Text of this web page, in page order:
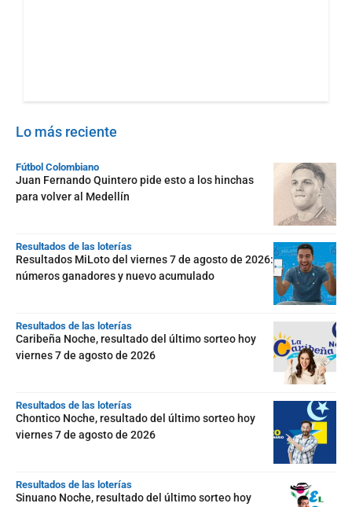
Lo más reciente
Fútbol Colombiano
Juan Fernando Quintero pide esto a los hinchas
para volver al Medellín
Resultados de las loterías
Resultados MiLoto del viernes 7 de agosto de 2026:
números ganadores y nuevo acumulado
Resultados de las loterías
Caribeña Noche, resultado del último sorteo hoy
viernes 7 de agosto de 2026
Resultados de las loterías
Chontico Noche, resultado del último sorteo hoy
viernes 7 de agosto de 2026
Resultados de las loterías
Sinuano Noche, resultado del último sorteo hoy